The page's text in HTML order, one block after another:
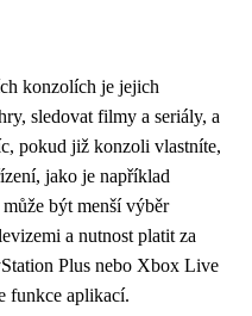
konzolích je jejich
sledovat filmy a seriály, a
pokud již konzoli vlastníte,
jako je například
být menší výběr
a nutnost platit za
Plus nebo Xbox Live
funkce aplikací.